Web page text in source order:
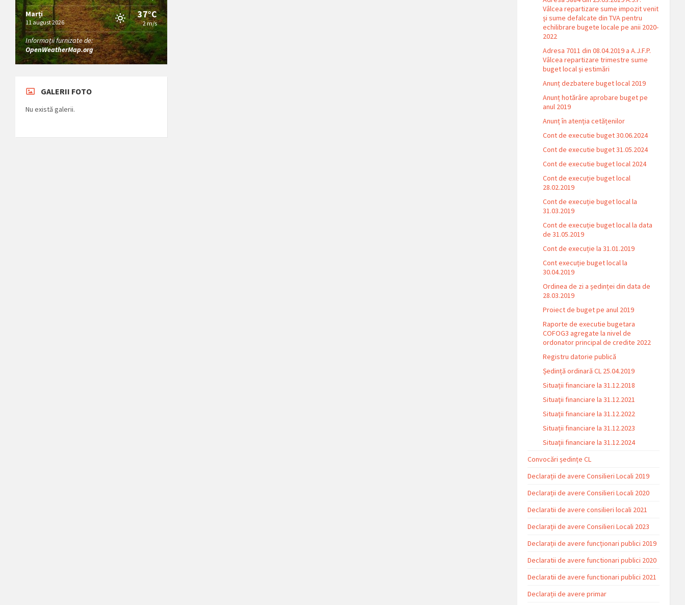
Marți
11 august 2026
37°C
2 m/s
Informații furnizate de:
OpenWeatherMap.org
GALERII FOTO
Nu există galerii.
Vâlcea repartizare sume impozit venit
și sume defalcate din TVA pentru
echilibrare bugete locale pe anii 2020-
2022
Adresa 7011 din 08.04.2019 a A.J.F.P.
Vâlcea repartizare trimestre sume
buget local și estimări
Anunț dezbatere buget local 2019
Anunț hotărâre aprobare buget pe
anul 2019
Anunț în atenția cetățenilor
Cont de executie buget 30.06.2024
Cont de executie buget 31.05.2024
Cont de executie buget local 2024
Cont de execuție buget local
28.02.2019
Cont de execuție buget local la
31.03.2019
Cont de execuție buget local la data
de 31.05.2019
Cont de execuție la 31.01.2019
Cont execuție buget local la
30.04.2019
Ordinea de zi a ședinței din data de
28.03.2019
Proiect de buget pe anul 2019
Raporte de executie bugetara
COFOG3 agregate la nivel de
ordonator principal de credite 2022
Registru datorie publică
Ședință ordinară CL 25.04.2019
Situații financiare la 31.12.2018
Situaţii financiare la 31.12.2021
Situaţii financiare la 31.12.2022
Situații financiare la 31.12.2023
Situaţii financiare la 31.12.2024
Convocări ședințe CL
Declarații de avere Consilieri Locali 2019
Declarații de avere Consilieri Locali 2020
Declaratii de avere consilieri locali 2021
Declarații de avere Consilieri Locali 2023
Declarații de avere funcționari publici 2019
Declaratii de avere functionari publici 2020
Declaratii de avere functionari publici 2021
Declarații de avere primar